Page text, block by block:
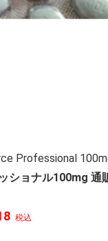
Professional
ショナル100mg
税込